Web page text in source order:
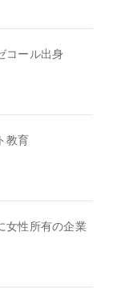
コール出身
教育
女性所有の企業